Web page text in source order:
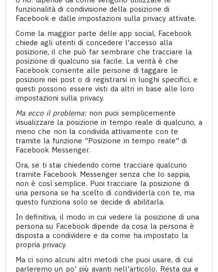
funzionalità di condivisione della posizione di
Facebook e dalle impostazioni sulla privacy attivate.
Come la maggior parte delle app social, Facebook
chiede agli utenti di concedere l'accesso alla
posizione, il che può far sembrare che tracciare la
posizione di qualcuno sia facile. La verità è che
Facebook consente alle persone di taggare le
posizioni nei post o di registrarsi in luoghi specifici, e
questi possono essere visti da altri in base alle loro
impostazioni sulla privacy.
Ma ecco il problema:non puoi semplicemente
visualizzare la posizione in tempo reale di qualcuno, a
meno che non la condivida attivamente con te
tramite la funzione "Posizione in tempo reale" di
Facebook Messenger.
Ora, se ti stai chiedendo come tracciare qualcuno
tramite Facebook Messenger senza che lo sappia,
non è così semplice. Puoi tracciare la posizione di
una persona se ha scelto di condividerla con te, ma
questo funziona solo se decide di abilitarla.
In definitiva, il modo in cui vedere la posizione di una
persona su Facebook dipende da cosa la persona è
disposta a condividere e da come ha impostato la
propria privacy.
Ma ci sono alcuni altri metodi che puoi usare, di cui
parleremo un po' più avanti nell'articolo. Resta qui e